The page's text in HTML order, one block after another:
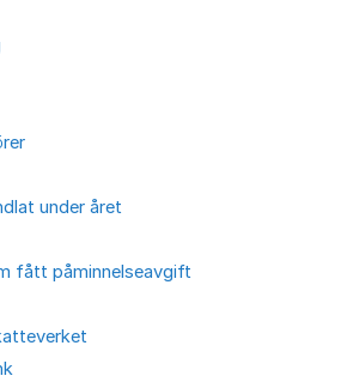
under året
fått påminnelseavgift